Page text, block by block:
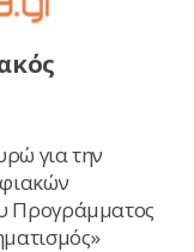
για την
Προγράμματος